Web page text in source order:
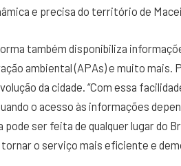
e precisa do território de
também disponibiliza
ambiental (APAs) e muito mais.
da cidade. “Com essa
o acesso às informações
pode ser feita de qualquer lugar do
o serviço mais eficiente e